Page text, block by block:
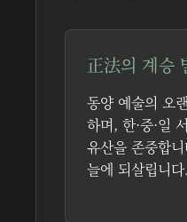
正法의 계승
동양 예술의 오
하며, 한·중·일
유산을 존중합
늘에 되살립니다.